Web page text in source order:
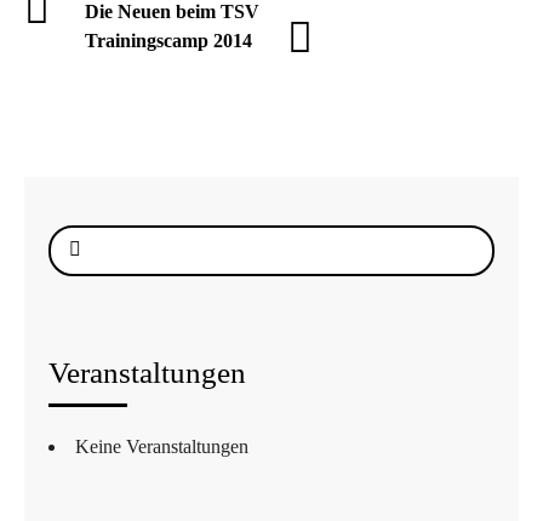
Die Neuen beim TSV
Trainingscamp 2014
Suche
nach:
Veranstaltungen
Keine Veranstaltungen